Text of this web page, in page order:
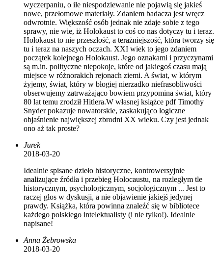
wyczerpaniu, o ile niespodziewanie nie pojawią się jakieś
nowe, przełomowe materiały. Zdaniem badacza jest wręcz
odwrotnie. Większość osób jednak nie zdaje sobie z tego
sprawy, nie wie, iż Holokaust to coś co nas dotyczy tu i teraz.
Holokaust to nie przeszłość, a terażniejszość, która tworzy się
tu i teraz na naszych oczach. XXI wiek to jego zdaniem
początek kolejnego Holokaust. Jego oznakami i przyczynami
są m.in. polityczne niepokoje, które od jakiegoś czasu mają
miejsce w różnorakich rejonach ziemi. A świat, w którym
żyjemy, świat, który w błogiej nierzadko niefrasobliwości
obserwujemy zatrważająco bowiem przypomina świat, który
80 lat temu zrodził Hitlera.W własnej książce pdf Timothy
Snyder pokazuje nowatorskie, zaskakująco logiczne
objaśnienie największej zbrodni XX wieku. Czy jest jednak
ono aż tak proste?
Jurek
2018-03-20
Idealnie spisane dzieło historyczne, kontrowersyjnie
analizujące źródła i przebieg Holocaustu, na rozległym tle
historycznym, psychologicznym, socjologicznym ... Jest to
raczej głos w dyskusji, a nie objawienie jakiejś jedynej
prawdy. Książka, która powinna znaleźć się w bibliotece
każdego polskiego intelektualisty (i nie tylko!). Idealnie
napisane!
Anna Żebrowska
2018-03-20